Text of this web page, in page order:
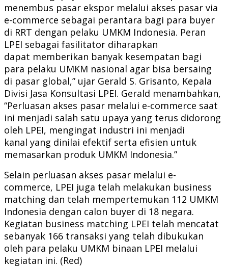
menembus pasar ekspor melalui akses pasar via
e-commerce sebagai perantara bagi para buyer
di RRT dengan pelaku UMKM Indonesia. Peran
LPEI sebagai fasilitator diharapkan
dapat memberikan banyak kesempatan bagi
para pelaku UMKM nasional agar bisa bersaing
di pasar global,” ujar Gerald S. Grisanto, Kepala
Divisi Jasa Konsultasi LPEI. Gerald menambahkan,
“Perluasan akses pasar melalui e-commerce saat
ini menjadi salah satu upaya yang terus didorong
oleh LPEI, mengingat industri ini menjadi
kanal yang dinilai efektif serta efisien untuk
memasarkan produk UMKM Indonesia.”
Selain perluasan akses pasar melalui e-
commerce, LPEI juga telah melakukan business
matching dan telah mempertemukan 112 UMKM
Indonesia dengan calon buyer di 18 negara.
Kegiatan business matching LPEI telah mencatat
sebanyak 166 transaksi yang telah dibukukan
oleh para pelaku UMKM binaan LPEI melalui
kegiatan ini. (Red)